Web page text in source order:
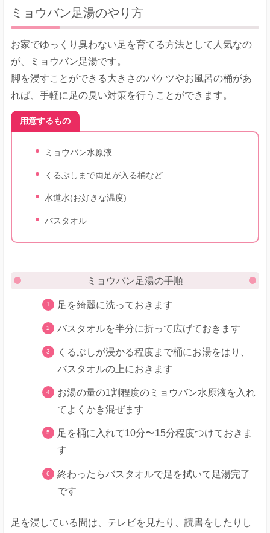
ミョウバン足湯のやり方
お家でゆっくり臭わない足を育てる方法として人気なの
が、ミョウバン足湯です。
脚を浸すことができる大きさのバケツやお風呂の桶があ
れば、手軽に足の臭い対策を行うことができます。
用意するもの
ミョウバン水原液
くるぶしまで両足が入る桶など
水道水(お好きな温度)
バスタオル
ミョウバン足湯の手順
足を綺麗に洗っておきます
バスタオルを半分に折って広げておきます
くるぶしが浸かる程度まで桶にお湯をはり、
バスタオルの上におきます
お湯の量の1割程度のミョウバン水原液を入れ
てよくかき混ぜます
足を桶に入れて10分〜15分程度つけておきま
す
終わったらバスタオルで足を拭いて足湯完了
です
足を浸している間は、テレビを見たり、読書をしたりし